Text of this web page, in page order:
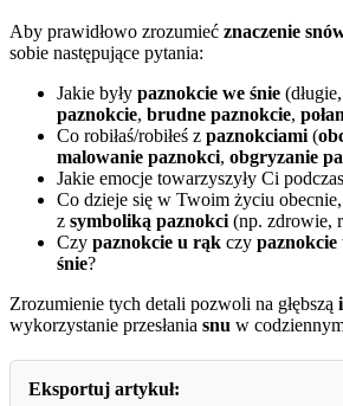
Aby prawidłowo zrozumieć znaczenie
sobie następujące pytania:
Jakie były paznokcie we śnie
paznokcie, brudne paznokcie,
Co robiłaś/robiłeś z paznokciami(
malowanie paznokci, obgryzanie
Jakie emocje towarzyszyły Ci
Co dzieje się w Twoim życiu
z symboliką paznokci(np. zdrowie,
Czy paznokcie u rąk czy paznokcie
śnie?
Zrozumienie tych detali pozwoli na głębszą
wykorzystanie przesłania snu w
Eksportuj artykuł: